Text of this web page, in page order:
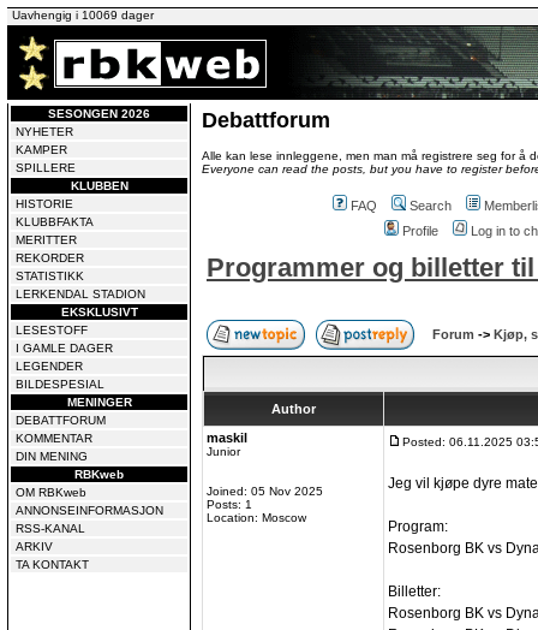
Uavhengig i 10069 dager
SESONGEN 2026
NYHETER
KAMPER
SPILLERE
KLUBBEN
HISTORIE
KLUBBFAKTA
MERITTER
REKORDER
STATISTIKK
LERKENDAL STADION
EKSKLUSIVT
LESESTOFF
I GAMLE DAGER
LEGENDER
BILDESPESIAL
MENINGER
DEBATTFORUM
KOMMENTAR
DIN MENING
RBKweb
OM RBKweb
ANNONSEINFORMASJON
RSS-KANAL
ARKIV
TA KONTAKT
Debattforum
Alle kan lese innleggene, men man må registrere seg for å
Everyone can read the posts, but you have to register
FAQ Search
Profile
Log in to
Programmer og billetter
Forum -> Kjøp,
Author
maskil
Junior
Joined: 05 Nov 2025
Posts: 1
Location: Moscow
Posted: 06.11.2025
Jeg vil kjøpe dyre
Program:
Rosenborg BK vs
Billetter:
Rosenborg BK vs